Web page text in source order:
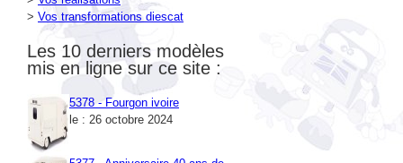
Les 10 derniers modèles
mis en ligne sur ce site :
5378 - Fourgon ivoire
le : 26 octobre 2024